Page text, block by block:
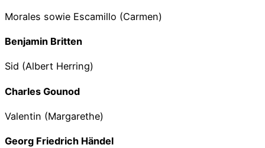
Morales sowie Escamillo (Carmen)
Benjamin Britten
Sid (Albert Herring)
Charles Gounod
Valentin (Margarethe)
Georg Friedrich Händel